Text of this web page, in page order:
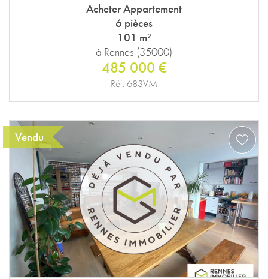
Acheter Appartement
6 pièces
101 m²
à Rennes (35000)
485 000 €
Réf. 683VM
Vendu